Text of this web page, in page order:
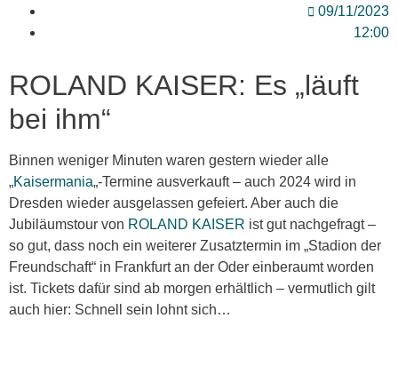
09/11/2023
12:00
ROLAND KAISER: Es „läuft
bei ihm“
Binnen weniger Minuten waren gestern wieder alle
„Kaisermania„-Termine ausverkauft – auch 2024 wird in
Dresden wieder ausgelassen gefeiert. Aber auch die
Jubiläumstour von ROLAND KAISER ist gut nachgefragt –
so gut, dass noch ein weiterer Zusatztermin im „Stadion der
Freundschaft“ in Frankfurt an der Oder einberaumt worden
ist. Tickets dafür sind ab morgen erhältlich – vermutlich gilt
auch hier: Schnell sein lohnt sich…